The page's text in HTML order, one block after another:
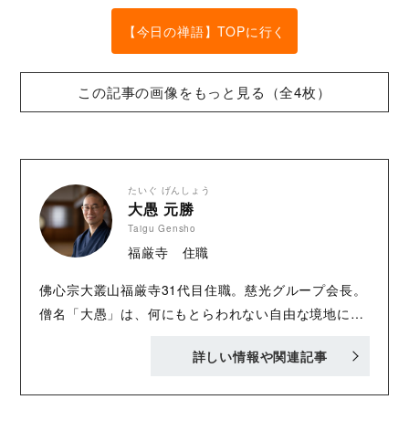
【今日の禅語】TOPに行く
この記事の画像をもっと見る（全4枚）
たいぐ げんしょう
大愚 元勝
Taigu Gensho
福厳寺 住職
佛心宗大叢山福厳寺31代目住職。慈光グループ会長。
僧名「大愚」は、何にもとらわれない自由な境地に達
て、愛知学院大学大学院にて文学修士を取得。僧侶・
詳しい情報や関連記事